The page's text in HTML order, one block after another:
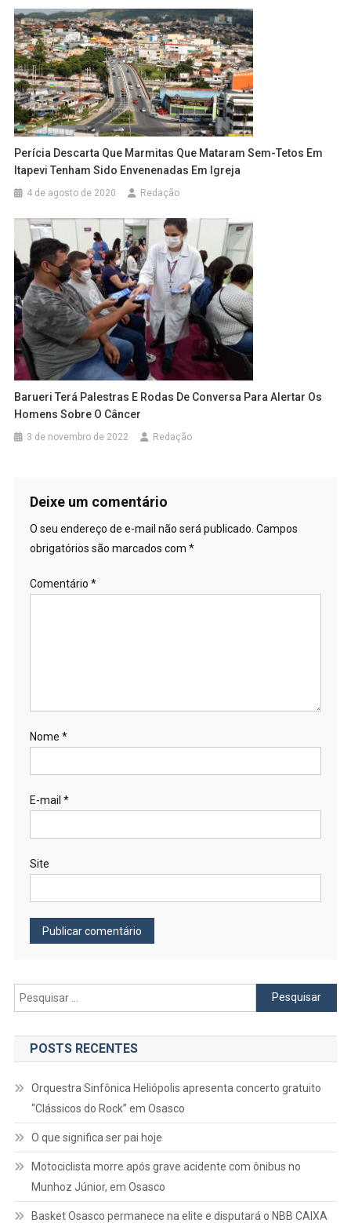
Perícia Descarta Que Marmitas Que Mataram Sem-Tetos Em
Itapevi Tenham Sido Envenenadas Em Igreja
4 de agosto de 2020 Redação
Barueri Terá Palestras E Rodas De Conversa Para Alertar Os
Homens Sobre O Câncer
3 de novembro de 2022 Redação
Deixe um comentário
O seu endereço de e-mail não será publicado. Campos
obrigatórios são marcados com *
Comentário *
Nome *
E-mail *
Site
Pesquisar
por:
POSTS RECENTES
Orquestra Sinfônica Heliópolis apresenta concerto gratuito
“Clássicos do Rock” em Osasco
O que significa ser pai hoje
Motociclista morre após grave acidente com ônibus no
Munhoz Júnior, em Osasco
Basket Osasco permanece na elite e disputará o NBB CAIXA